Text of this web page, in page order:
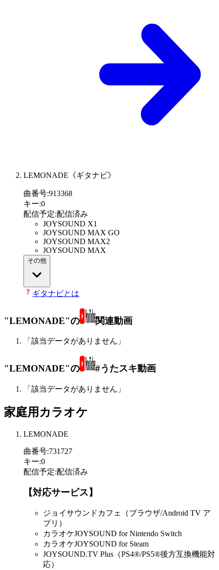
LEMONADE《ギタナビ》
曲番号:913368
キー:0
配信予定:配信済み
JOYSOUND X1
JOYSOUND MAX GO
JOYSOUND MAX2
JOYSOUND MAX
その他
ギタナビとは
"LEMONADE"の 関連動画
「該当データがありません」
"LEMONADE"の #うたスキ動画
「該当データがありません」
家庭用カラオケ
LEMONADE
曲番号:731727
キー:0
配信予定:配信済み
【対応サービス】
ジョイサウンドカフェ（ブラウザ/Android TV ア
プリ）
カラオケJOYSOUND for Nintendo Switch
カラオケJOYSOUND for Steam
JOYSOUND.TV Plus（PS4®/PS5®後方互換機能対
応）